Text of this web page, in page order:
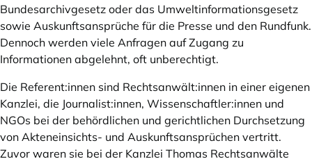
Bundesarchivgesetz oder das Umweltinformationsgesetz
sowie Auskunftsansprüche für die Presse und den Rundfunk.
Dennoch werden viele Anfragen auf Zugang zu
Informationen abgelehnt, oft unberechtigt.
Die Referent:innen sind Rechtsanwält:innen in einer eigenen
Kanzlei, die Journalist:innen, Wissenschaftler:innen und
NGOs bei der behördlichen und gerichtlichen Durchsetzung
von Akteneinsichts- und Auskunftsansprüchen vertritt.
Zuvor waren sie bei der Kanzlei Thomas Rechtsanwälte